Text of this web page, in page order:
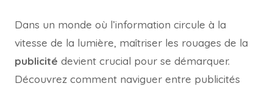
Dans un monde où l’information circule à la
vitesse de la lumière, maîtriser les rouages de la
publicité devient crucial pour se démarquer.
Découvrez comment naviguer entre publicités